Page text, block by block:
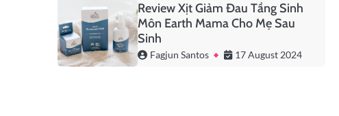
Review Xịt Giảm Đau Tầng Sinh
Môn Earth Mama Cho Mẹ Sau
Sinh
Fagjun Santos 17 August 2024